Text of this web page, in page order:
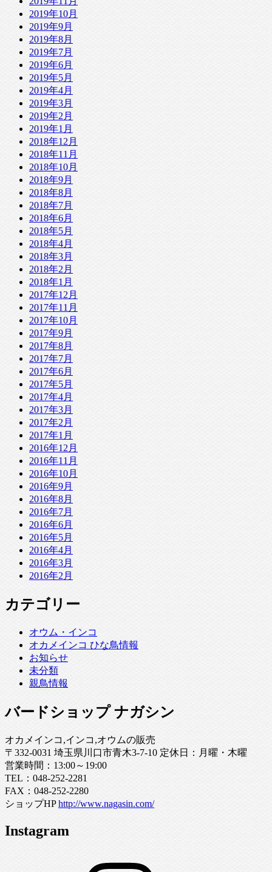
2019年10月
2019年9月
2019年8月
2019年7月
2019年6月
2019年5月
2019年4月
2019年3月
2019年2月
2019年1月
2018年12月
2018年11月
2018年10月
2018年9月
2018年8月
2018年7月
2018年6月
2018年5月
2018年4月
2018年3月
2018年2月
2018年1月
2017年12月
2017年11月
2017年10月
2017年9月
2017年8月
2017年7月
2017年6月
2017年5月
2017年4月
2017年3月
2017年2月
2017年1月
2016年12月
2016年11月
2016年10月
2016年9月
2016年8月
2016年7月
2016年6月
2016年5月
2016年4月
2016年3月
2016年2月
カテゴリー
オウム・インコ
オカメインコ ひな鳥情報
お知らせ
未分類
親鳥情報
バードショップ ナガシン
オカメインコ,インコ,オウムの販売
〒332-0031 埼玉県川口市青木3-7-10 定休日：月曜・木曜
営業時間：13:00～19:00
TEL：048-252-2281
FAX：048-252-2280
ショップHPhttp://www.nagasin.com/
Instagram